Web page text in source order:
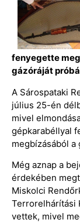
fenyegette
gázóráját
A Sárospataki
július 25-én
mivel
gépkarabéllyal
megbízásából a
Még aznap a
érdekében
Miskolci
Terrorelhárítási
vettek, mivel